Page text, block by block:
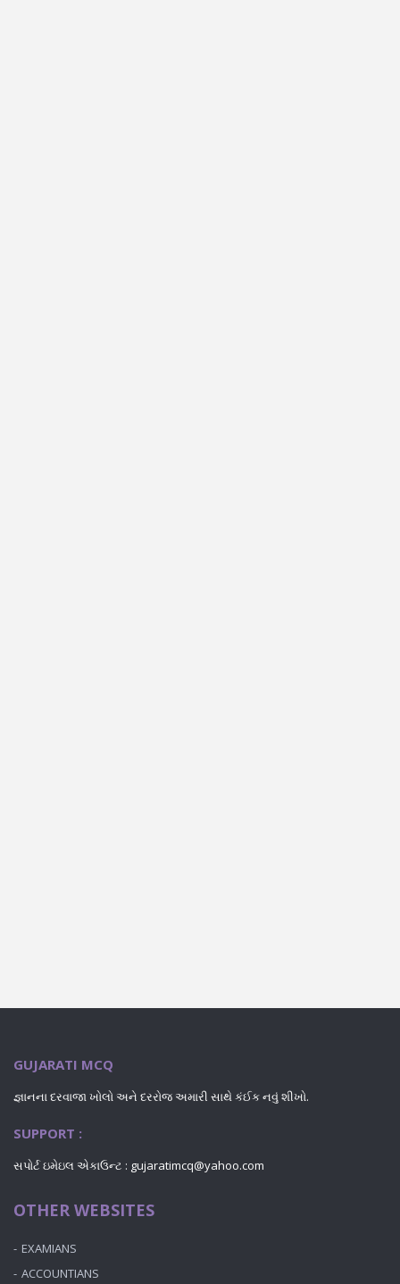
GUJARATI MCQ
જ્ઞાનના દરવાજા ખોલો અને દરરોજ અમારી સાથે કંઈક નવું શીખો.
SUPPORT :
સપોર્ટ ઇમેઇલ એકાઉન્ટ : gujaratimcq@yahoo.com
OTHER WEBSITES
EXAMIANS
ACCOUNTIANS